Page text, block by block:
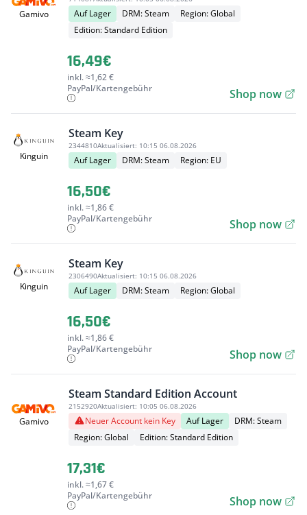
Gamivo Auf Lager DRM: Steam
Region: Global
Edition: Standard Edition
16,49€
inkl. ≈1,62 €
PayPal/Kartengebühr
Shop now
Kinguin
Steam Key
2344810Aktualisiert: 10:15 06.08.2026
Auf Lager DRM: Steam Region: EU
16,50€
inkl. ≈1,86 €
PayPal/Kartengebühr
Shop now
Kinguin
Steam Key
2306490Aktualisiert: 10:15 06.08.2026
Auf Lager DRM: Steam Region: Global
16,50€
inkl. ≈1,86 €
PayPal/Kartengebühr
Shop now
Gamivo
Steam Standard Edition Account
2152920Aktualisiert: 10:05 06.08.2026
Neuer Account kein Key Auf Lager
DRM: Steam
Region: Global
Edition: Standard Edition
17,31€
inkl. ≈1,67 €
PayPal/Kartengebühr
Shop now